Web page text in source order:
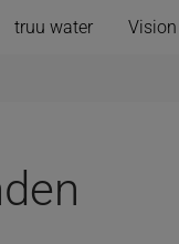
truu water Vision